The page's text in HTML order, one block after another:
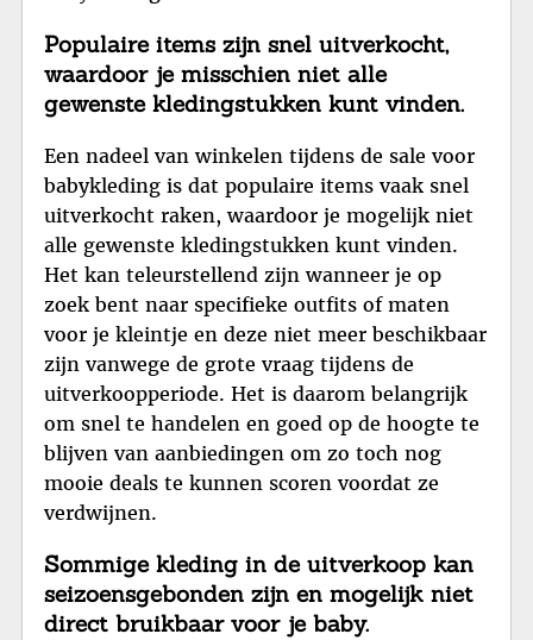
Populaire items zijn snel uitverkocht,
waardoor je misschien niet alle
gewenste kledingstukken kunt vinden.
Een nadeel van winkelen tijdens de sale voor
babykleding is dat populaire items vaak snel
uitverkocht raken, waardoor je mogelijk niet
alle gewenste kledingstukken kunt vinden.
Het kan teleurstellend zijn wanneer je op
zoek bent naar specifieke outfits of maten
voor je kleintje en deze niet meer beschikbaar
zijn vanwege de grote vraag tijdens de
uitverkoopperiode. Het is daarom belangrijk
om snel te handelen en goed op de hoogte te
blijven van aanbiedingen om zo toch nog
mooie deals te kunnen scoren voordat ze
verdwijnen.
Sommige kleding in de uitverkoop kan
seizoensgebonden zijn en mogelijk niet
direct bruikbaar voor je baby.